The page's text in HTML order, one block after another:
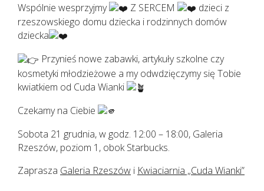
Wspólnie wesprzyjmy Z SERCEM
dzieci z
rzeszowskiego domu dziecka i rodzinnych domów
dziecka
Przynieś nowe zabawki, artykuły szkolne czy
kosmetyki młodzieżowe a my odwdzięczymy się Tobie
kwiatkiem od Cuda Wianki
Czekamy na Ciebie
Sobota 21 grudnia, w godz. 12:00 – 18:00, Galeria
Rzeszów, poziom 1, obok Starbucks.
Zaprasza Galeria Rzeszów i Kwiaciarnia „Cuda Wianki”